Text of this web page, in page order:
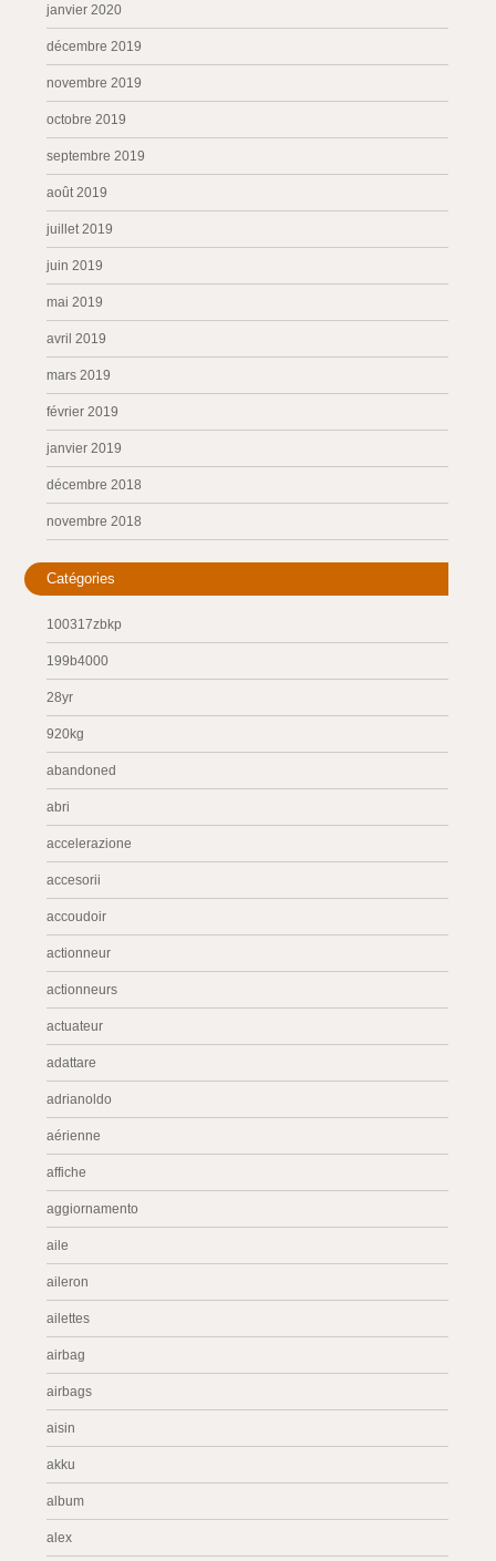
janvier 2020
décembre 2019
novembre 2019
octobre 2019
septembre 2019
août 2019
juillet 2019
juin 2019
mai 2019
avril 2019
mars 2019
février 2019
janvier 2019
décembre 2018
novembre 2018
Catégories
100317zbkp
199b4000
28yr
920kg
abandoned
abri
accelerazione
accesorii
accoudoir
actionneur
actionneurs
actuateur
adattare
adrianoldo
aérienne
affiche
aggiornamento
aile
aileron
ailettes
airbag
airbags
aisin
akku
album
alex